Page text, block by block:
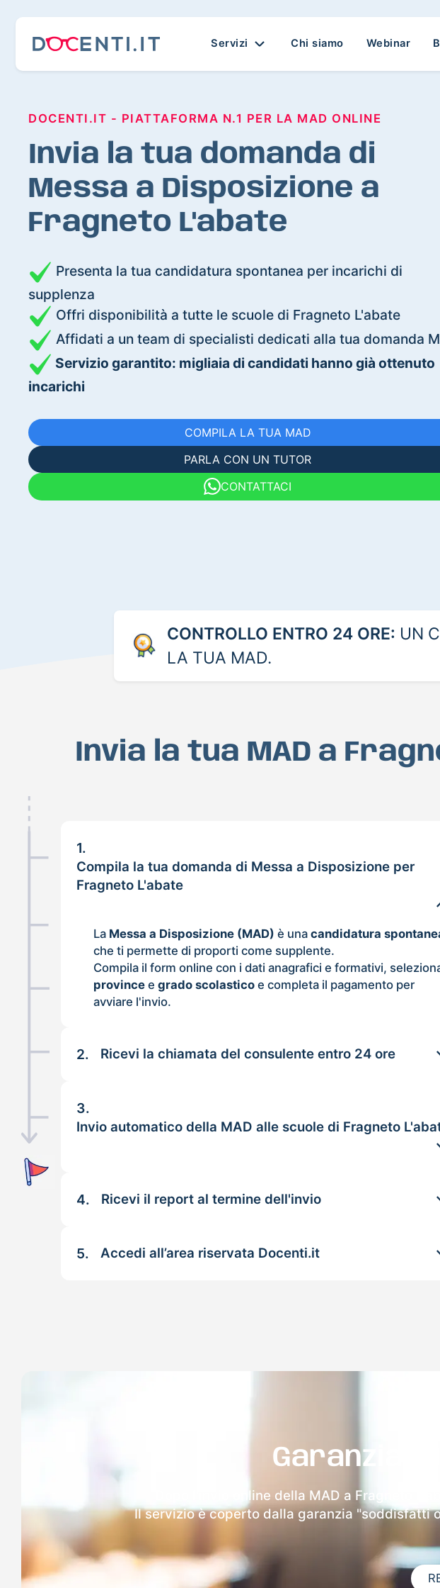
Servizi Chi siamo Webinar
DOCENTI.IT - PIATTAFORMA N.1 PER LA MAD ONLINE
Invia la tua domanda di
Messa a Disposizione a
Fragneto L'abate
Presenta la tua candidatura spontanea per incarichi di
supplenza
Offri disponibilità a tutte le scuole di Fragneto L'abate
Affidati a un team di specialisti dedicati alla tua domanda
Servizio garantito: migliaia di candidati hanno già ottenuto
incarichi
COMPILA LA TUA MAD
PARLA CON UN TUTOR
CONTATTACI
CONTROLLO ENTRO 24 ORE: UN
LA TUA MAD.
Invia la tua MAD a
1.
Compila la tua domanda di Messa a Disposizione per
Fragneto L'abate
La Messa a Disposizione (MAD) è unacandidatura
che ti permette di proporti come supplente.
Compila il form online con i dati anagrafici e formativi,
province egrado scolastico e completa il pagamento per
avviare l'invio.
2. Ricevi la chiamata del consulente entro 24 ore
3.
Invio automatico della MAD alle scuole di Fragneto
4. Ricevi il report al termine dell'invio
5. Accedi all’area riservata Docenti.it
Garanzia
Dopo l'invio online della MAD a Fragneto
Il servizio è coperto dalla garanzia "soddisfatti